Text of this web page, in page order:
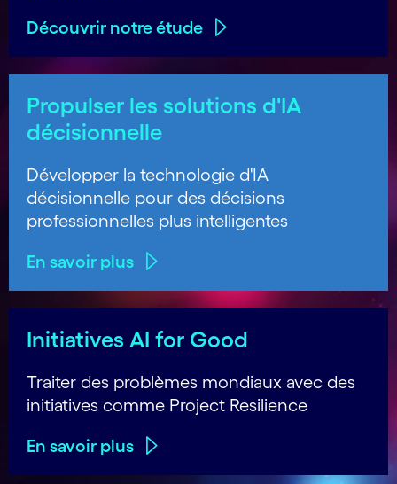
Découvrir notre étude
Propulser les solutions d'IA
décisionnelle
Développer la technologie d'IA
décisionnelle pour des décisions
professionnelles plus intelligentes
En savoir plus
Initiatives AI for Good
Traiter des problèmes mondiaux avec des
initiatives comme Project Resilience
En savoir plus